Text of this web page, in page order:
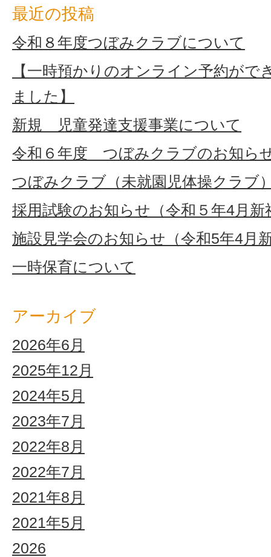
祉
法
ナ
ー
ガ
福
最近の投稿
令和８年度つぼみクラブについて
【一時預かりのオンライン予約がで
ました】
新規 児童発達支援事業について
令和６年度 つぼみクラブのお知ら
つぼみクラブ（未就園児体操クラブ
採用試験のお知らせ（令和５年4月新
施設見学会のお知らせ（令和5年4月
一時保育について
アーカイブ
2026年6月
2025年12月
2024年5月
2023年7月
2022年8月
2022年7月
2021年8月
2021年5月
2026